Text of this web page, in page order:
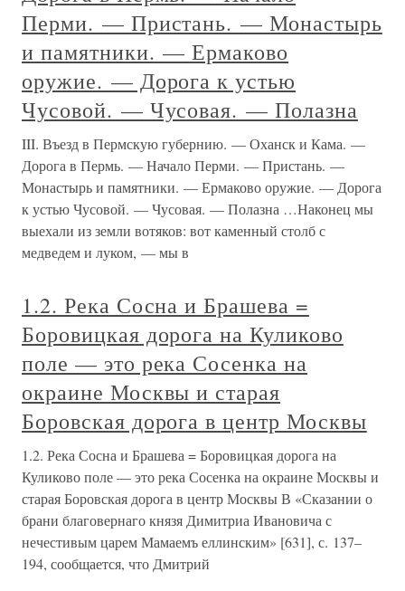
Перми. — Пристань. — Монастырь
и памятники. — Ермаково
оружие. — Дорога к устью
Чусовой. — Чусовая. — Полазна
III. Въезд в Пермскую губернию. — Оханск и Кама. —
Дорога в Пермь. — Начало Перми. — Пристань. —
Монастырь и памятники. — Ермаково оружие. — Дорога
к устью Чусовой. — Чусовая. — Полазна …Наконец мы
выехали из земли вотяков: вот каменный столб с
медведем и луком, — мы в
1.2. Река Сосна и Брашева =
Боровицкая дорога на Куликово
поле — это река Сосенка на
окраине Москвы и старая
Боровская дорога в центр Москвы
1.2. Река Сосна и Брашева = Боровицкая дорога на
Куликово поле — это река Сосенка на окраине Москвы и
старая Боровская дорога в центр Москвы В «Сказании о
брани благовернаго князя Димитриа Ивановича с
нечестивым царем Мамаемъ еллинским» [631], с. 137–
194, сообщается, что Дмитрий